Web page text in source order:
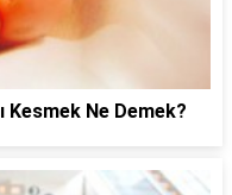
Kesmek Ne Demek?